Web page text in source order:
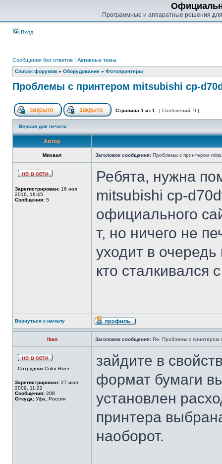
Программные и аппаратные решения
Вход
Сообщения без ответов | Активные темы
Список форумов » Оборудование » Фотопринтеры
Проблемы с принтером mitsubishi cp-
Страница 1 из 1 [ Сообщений: 9 ]
Версия для печати
Автор
Михаил Заголовок сообщения: Проблемы с принтером
Зарегистрирован: 16 ноя
2016, 18:45
Сообщения: 5
Ребята, нужна
mitsubishi cp-
официального
т, но ничего не
уходит в
кто сталкивался
Вернуться к началу
Iban Заголовок сообщения: Re: Проблемы с принтером
Сотрудник Color River
Зарегистрирован: 27 июл
2009, 11:22
Сообщения: 208
Откуда: Уфа, Россия
зайдите в
формат бумаги
установлен
принтера
наоборот.